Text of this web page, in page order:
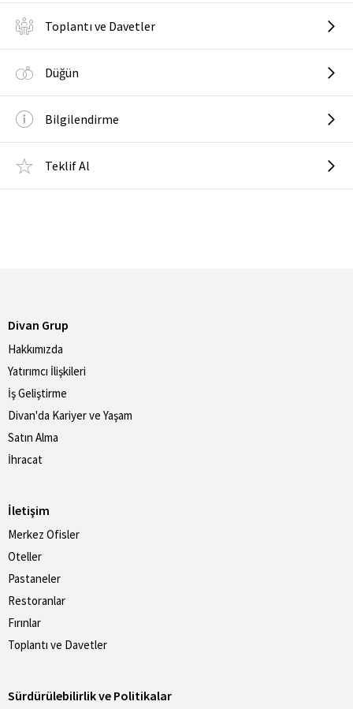
Toplantı ve Davetler
Düğün
Bilgilendirme
Teklif Al
Divan Grup
Hakkımızda
Yatırımcı İlişkileri
İş Geliştirme
Divan'da Kariyer ve Yaşam
Satın Alma
İhracat
İletişim
Merkez Ofisler
Oteller
Pastaneler
Restoranlar
Fırınlar
Toplantı ve Davetler
Sürdürülebilirlik ve Politikalar